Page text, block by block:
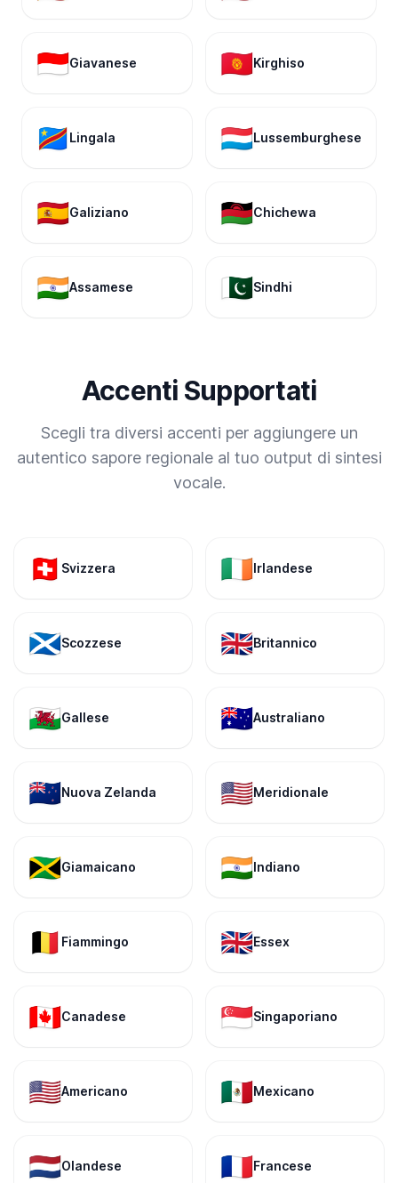
🇮🇩Giavanese 🇰🇬Kirghiso
🇨🇩Lingala 🇱🇺Lussemburghese
🇪🇸Galiziano 🇲🇼Chichewa
🇮🇳Assamese 🇵🇰Sindhi
Accenti Supportati
Scegli tra diversi accenti per aggiungere un
autentico sapore regionale al tuo output di sintesi
vocale.
🇨🇭 Svizzera 🇮🇪Irlandese
🏴󠁧󠁢󠁳󠁣󠁴󠁿Scozzese 🇬🇧Britannico
🏴󠁧󠁢󠁷󠁬󠁳󠁿Gallese 🇦🇺Australiano
🇳🇿Nuova Zelanda 🇺🇸Meridionale
🇯🇲Giamaicano 🇮🇳Indiano
🇧🇪 Fiammingo 🇬🇧Essex
🇨🇦Canadese 🇸🇬Singaporiano
🇺🇸Americano 🇲🇽Mexicano
🇳🇱Olandese 🇫🇷Francese